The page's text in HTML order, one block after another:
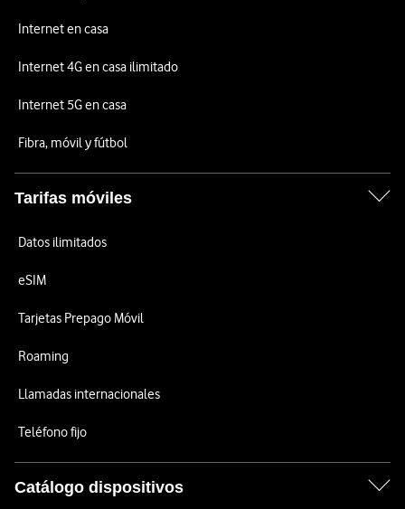
Internet en casa
Internet 4G en casa ilimitado
Internet 5G en casa
Fibra, móvil y fútbol
Tarifas móviles
Datos ilimitados
eSIM
Tarjetas Prepago Móvil
Roaming
Llamadas internacionales
Teléfono fijo
Catálogo dispositivos